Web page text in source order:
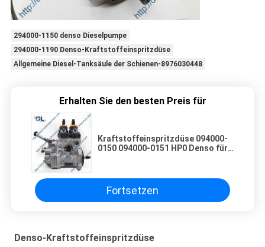
294000-1150 denso Dieselpumpe
294000-1190 Denso-Kraftstoffeinspritzdüse
Allgemeine Diesel-Tanksäule der Schienen-8976030448
Erhalten Sie den besten Preis für
Kraftstoffeinspritzdüse 094000-
0150 094000-0151 HP0 Denso für
Fortsetzen
Denso-Kraftstoffeinspritzdüse